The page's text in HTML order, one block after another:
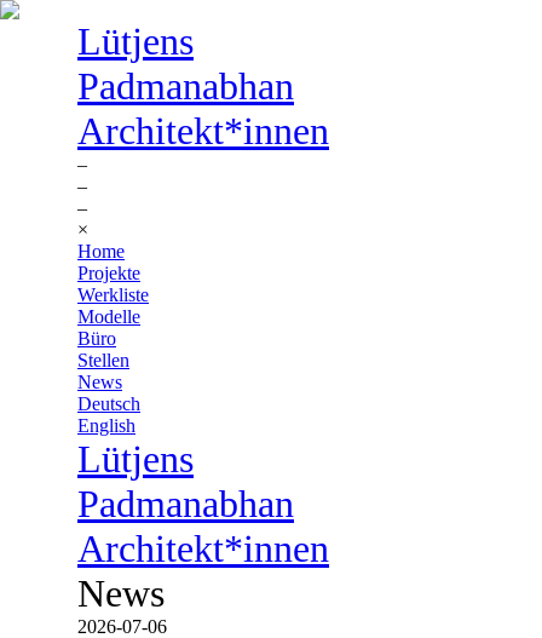
Lütjens
Padmanabhan
Architekt*innen
–
–
–
×
Home
Projekte
Werkliste
Modelle
Büro
Stellen
News
Deutsch
English
Lütjens
Padmanabhan
Architekt*innen
News
2026-07-06